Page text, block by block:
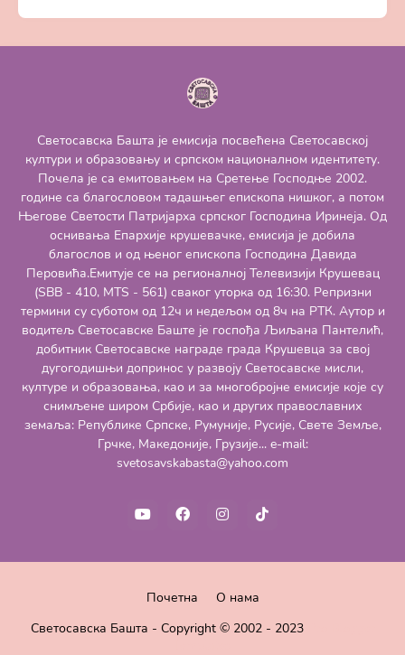
Светосавска Башта је емисија посвећена Светосавској
култури и образовању и српском националном идентитету.
Почела је са емитовањем на Сретење Господње 2002.
године са благословом тадашњег епископа нишког, а потом
Његове Светости Патријарха српског Господина Иринеја. Од
оснивања Епархије крушевачке, емисија је добила
благослов и од њеног епископа Господина Давида
Перовића.Емитује се на регионалној Телевизији Крушевац
(SBB - 410, MTS - 561) сваког уторка од 16:30. Репризни
термини су суботом од 12ч и недељом од 8ч на РТК. Аутор и
водитељ Светосавске Баште је госпођа Љиљана Пантелић,
добитник Светосавске награде града Крушевца за свој
дугогодишњи допринос у развоју Светосавске мисли,
културе и образовања, као и за многобројне емисије које су
снимљене широм Србије, као и других православних
земаља: Републике Српске, Румуније, Русије, Свете Земље,
Грчке, Македоније, Грузије... e-mail:
svetosavskabasta@yahoo.com
Светосавска Башта - Copyright © 2002 - 2023
Почетна О нама